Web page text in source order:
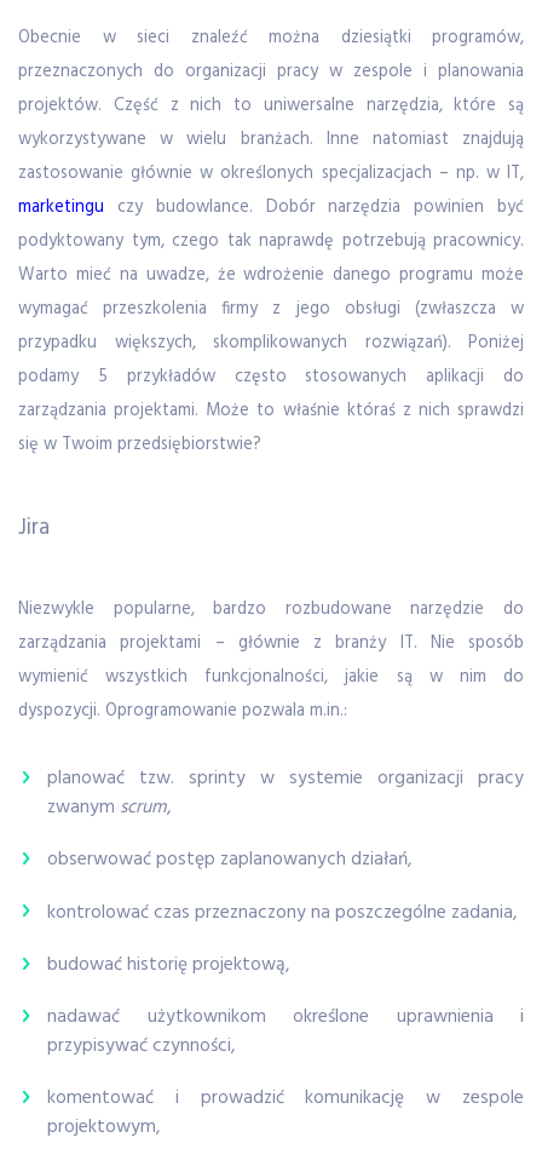
Obecnie w sieci znaleźć można dziesiątki programów,
przeznaczonych do organizacji pracy w zespole i planowania
projektów. Część z nich to uniwersalne narzędzia, które są
wykorzystywane w wielu branżach. Inne natomiast znajdują
zastosowanie głównie w określonych specjalizacjach – np. w IT,
marketingu czy budowlance. Dobór narzędzia powinien być
podyktowany tym, czego tak naprawdę potrzebują pracownicy.
Warto mieć na uwadze, że wdrożenie danego programu może
wymagać przeszkolenia firmy z jego obsługi (zwłaszcza w
przypadku większych, skomplikowanych rozwiązań). Poniżej
podamy 5 przykładów często stosowanych aplikacji do
zarządzania projektami. Może to właśnie któraś z nich sprawdzi
się w Twoim przedsiębiorstwie?
Jira
Niezwykle popularne, bardzo rozbudowane narzędzie do
zarządzania projektami – głównie z branży IT. Nie sposób
wymienić wszystkich funkcjonalności, jakie są w nim do
dyspozycji. Oprogramowanie pozwala m.in.:
planować tzw. sprinty w systemie organizacji pracy
zwanym scrum,
obserwować postęp zaplanowanych działań,
kontrolować czas przeznaczony na poszczególne zadania,
budować historię projektową,
nadawać użytkownikom określone uprawnienia i
przypisywać czynności,
komentować i prowadzić komunikację w zespole
projektowym,